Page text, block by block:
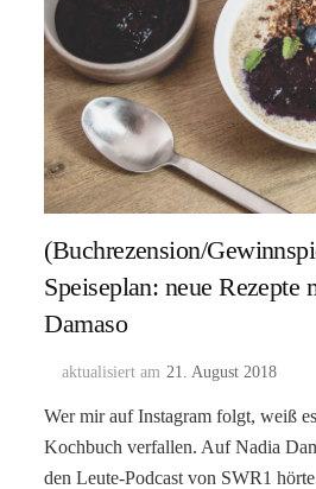
(Buchrezension/
Speiseplan: neue Rezepte
Damaso
aktualisiert am 21. August 2018
Wer mir auf Instagram folgt, weiß
Kochbuch verfallen. Auf Nadia
den Leute-Podcast von SWR1